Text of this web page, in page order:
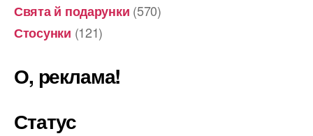
Свята й подарунки (570)
Стосунки (121)
О, реклама!
Статус